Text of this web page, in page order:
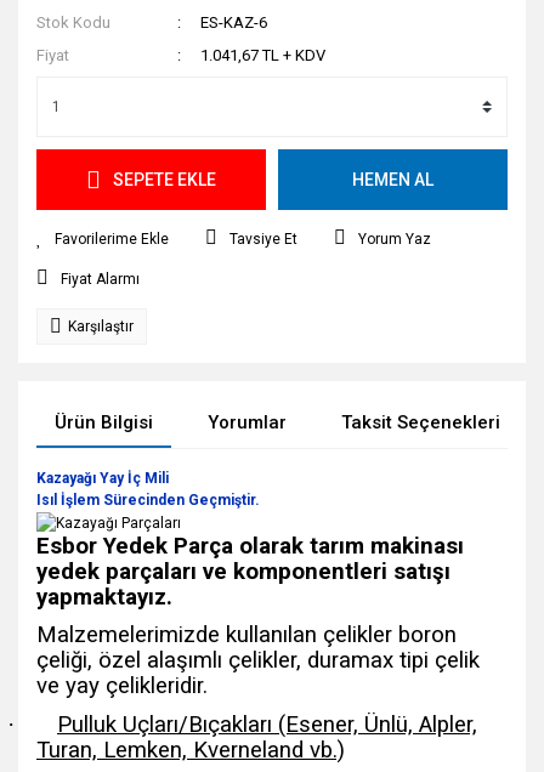
Stok Kodu
ES-KAZ-6
Fiyat
1.041,67 TL + KDV
SEPETE EKLE HEMEN AL
Tavsiye Et Yorum Yaz
Fiyat Alarmı
Karşılaştır
Ürün Bilgisi Yorumlar Taksit Seçenekleri
Kazayağı Yay İç Mili
Isıl İşlem Sürecinden Geçmiştir.
Esbor Yedek Parça olarak tarım makinası
yedek parçaları ve komponentleri satışı
yapmaktayız.
Malzemelerimizde kullanılan çelikler boron
çeliği, özel alaşımlı çelikler, duramax tipi çelik
ve yay çelikleridir.
·
Pulluk Uçları/Bıçakları (Esener, Ünlü, Alpler,
Turan, Lemken, Kverneland vb.)